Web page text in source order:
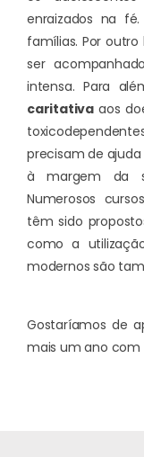
enraizados na
famílias. Por outro
ser
intensa. Para
caritativa aos
precisam de
à margem da
Numerosos
têm sido
como a
modernos são
Gostaríamos de
mais um ano com